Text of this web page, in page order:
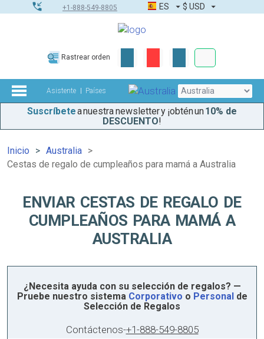
+1-888-549-8805 ES $ USD
Rastrear orden
Asistente Países
Suscríbetea nuestra newsletter y ¡obtén un10% de
DESCUENTO!
Inicio
Australia
Cestas de regalo de cumpleaños para mamá a Australia
ENVIAR CESTAS DE REGALO DE
CUMPLEAÑOS PARA MAMÁ A
AUSTRALIA
¿Necesita ayuda con su selección de regalos? —
Pruebe nuestro sistema Corporativo o Personalde
Selección de Regalos
Contáctenos-+1-888-549-8805